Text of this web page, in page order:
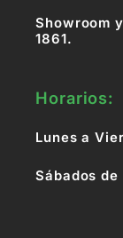
Showroom
1861.
Horarios:
Lunes a
Sábados